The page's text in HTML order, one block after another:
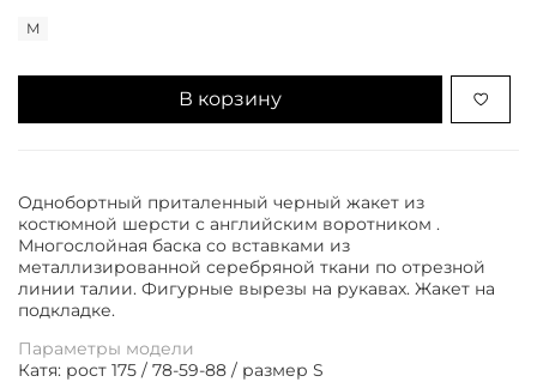
M
В корзину
Однобортный приталенный черный жакет из
костюмной шерсти с английским воротником .
Многослойная баска со вставками из
металлизированной серебряной ткани по отрезной
линии талии. Фигурные вырезы на рукавах. Жакет на
подкладке.
Параметры модели
Катя: рост 175 / 78-59-88 / размер S